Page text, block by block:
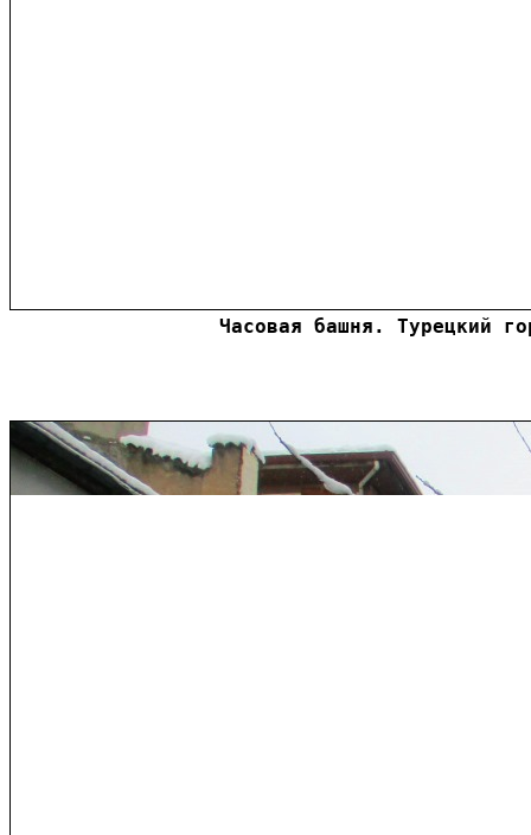
Часовая башня. Турецкий